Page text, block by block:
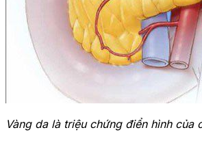
Vàng da là triệu chứng điển hình